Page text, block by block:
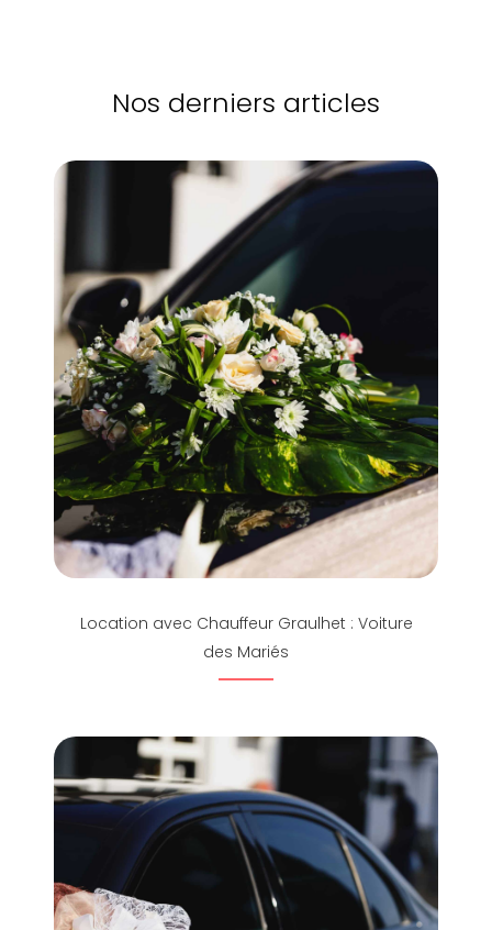
Nos derniers articles
Location avec Chauffeur Graulhet : Voiture
des Mariés